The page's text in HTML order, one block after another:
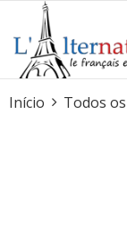
Início Todos